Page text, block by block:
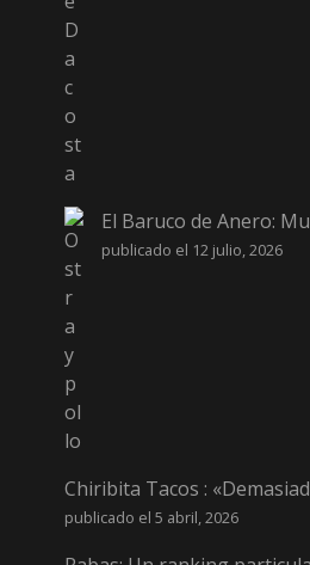
El Baruco de Anero:
publicado el 12 julio, 2026
Chiribita Tacos :
publicado el 5 abril, 2026